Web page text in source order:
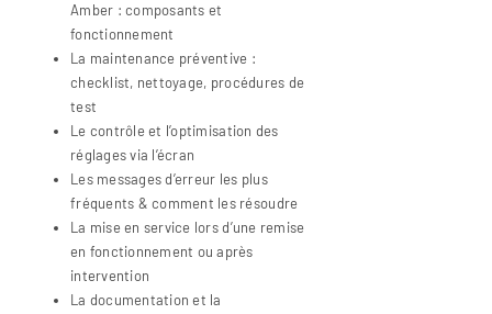
Amber : composants et
fonctionnement
La maintenance préventive :
checklist, nettoyage, procédures de
test
Le contrôle et l’optimisation des
réglages via l’écran
Les messages d’erreur les plus
fréquents & comment les résoudre
La mise en service lors d’une remise
en fonctionnement ou après
intervention
La documentation et la